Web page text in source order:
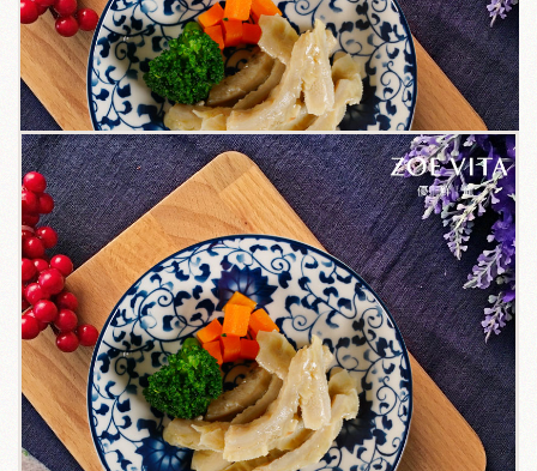
毛孩健康之道